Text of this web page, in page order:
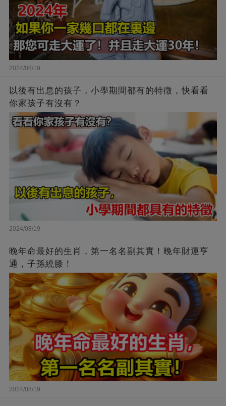
2024/08/19
以後有出息的孩子，小學期間都有的特徵，快看看
你家孩子有沒有？
2024/08/19
晚年命最好的生肖，第一名名副其實！晚年財運亨
通，子孫繞膝！
2024/08/19